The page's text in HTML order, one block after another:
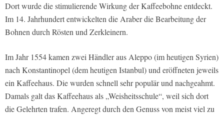
Dort wurde die stimulierende Wirkung der Kaffeebohne entdeckt.
Im 14. Jahrhundert entwickelten die Araber die Bearbeitung der
Bohnen durch Rösten und Zerkleinern.
Im Jahr 1554 kamen zwei Händler aus Aleppo (im heutigen Syrien)
nach Konstantinopel (dem heutigen Istanbul) und eröffneten jeweils
ein Kaffeehaus. Die wurden schnell sehr populär und nachgeahmt.
Damals galt das Kaffeehaus als „Weisheitsschule“, weil sich dort
die Gelehrten trafen. Angeregt durch den Genuss von meist viel zu